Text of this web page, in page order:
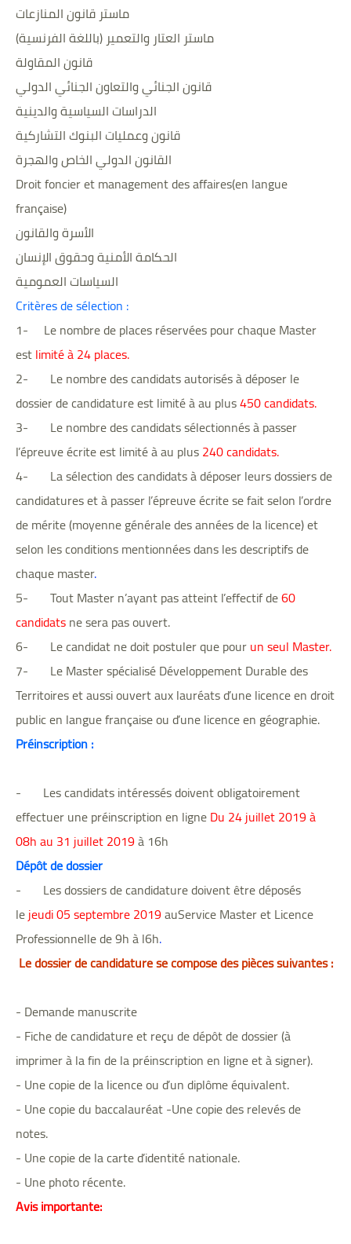
ماستر قانون المنازعات
ماستر العتار والتعمير (باللغة الفرنسية)
قانون المقاولة
قانون الجنائي والتعاون الجنائي الدولي
الدراسات السياسية والدينية
قانون وعمليات البنوك التشاركية
القانون الدولي الخاص والهجرة
Droit foncier et management des affaires(en langue
française)
الأسرة والقانون
الحكامة الأمنية وحقوق الإنسان
السياسات العمومية
Critères de sélection :
1- Le nombre de places réservées pour chaque Master
estlimité à 24 places.
2- Le nombre des candidats autorisés à déposer le
dossier de candidature est limité à au plus450 candidats.
3- Le nombre des candidats sélectionnés à passer
l’épreuve écrite est limité à au plus240 candidats.
4- La sélection des candidats à déposer leurs dossiers de
candidatures et à passer l’épreuve écrite se fait selon l’ordre
de mérite (moyenne générale des années de la licence) et
selon les conditions mentionnées dans les descriptifs de
chaque master.
5- Tout Master n’ayant pas atteint l’effectif de60
candidatsne sera pas ouvert.
6- Le candidat ne doit postuler que pourun seul Master.
7- Le Master spécialisé Développement Durable des
Territoires et aussi ouvert aux lauréats d’une licence en droit
public en langue française ou d’une licence en géographie.
Préinscription :
- Les candidats intéressés doivent obligatoirement
effectuer une préinscription en ligneDu 24 juillet 2019 à
08h au 31 juillet 2019à 16h
Dépôt de dossier
- Les dossiers de candidature doivent être déposés
lejeudi 05 septembre 2019auService Master et Licence
Professionnellede 9h à l6h.
Le dossier de candidature se compose des pièces suivantes :
- Demande manuscrite
- Fiche de candidature et reçu de dépôt de dossier (à
imprimer à la fin de la préinscription en ligne et à signer).
- Une copie de la licence ou d’un diplôme équivalent.
- Une copie du baccalauréat -Une copie des relevés de
notes.
- Une copie de la carte d’identité nationale.
- Une photo récente.
Avis importante: